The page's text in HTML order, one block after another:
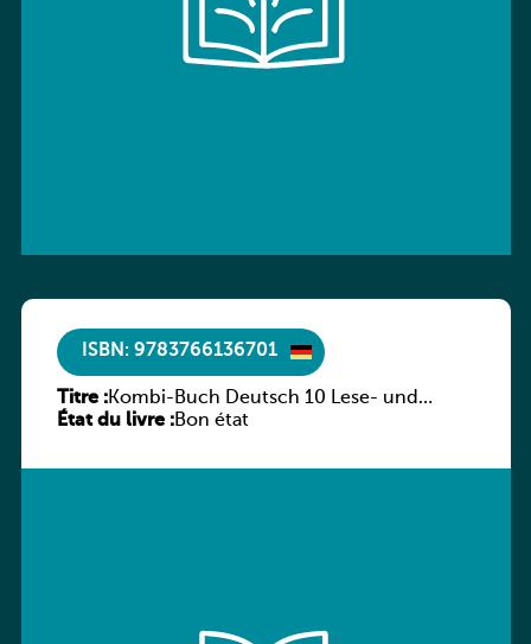
ISBN: 9783766136701
Titre :Kombi-Buch Deutsch 10 Lese- und
Sprachbuch
État du livre :Bon état